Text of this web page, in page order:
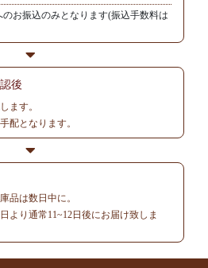
お振込のみとなります(振込手数料は
後
ます。
配となります。
品は数日中に。
より通常11~12日後にお届け致しま